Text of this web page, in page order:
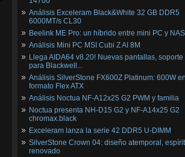
Análisis Exceleram Black&White 32 GB DDR5
6000MT/s CL30
Beelink ME Pro: un híbrido entre mini PC y NAS
Análisis Mini PC MSI Cubi Z AI 8M
Llega AIDA64 v8.20! Nuevas pantallas, soporte
para Blackwell...
Análisis SilverStone FX600Z Platinum: 600W
formato Flex ATX
Análisis Noctua NF-A12x25 G2 PWM y familia
Noctua presenta NH-D15 G2 y NF-A14x25 G2
chromax.black
Exceleram lanza la serie 42 DDR5 U-DIMM
SilverStone Crown 04: diseño atemporal,
renovado